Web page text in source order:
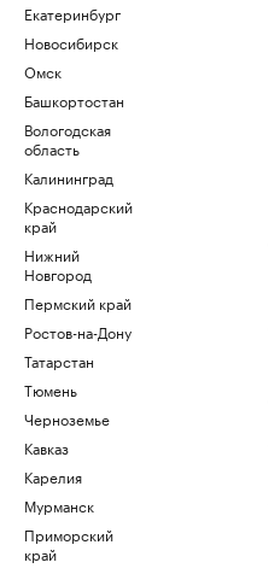
Екатеринбург
Новосибирск
Омск
Башкортостан
Вологодская
область
Калининград
Краснодарский
край
Нижний
Новгород
Пермский край
Ростов-на-Дону
Татарстан
Тюмень
Черноземье
Кавказ
Карелия
Мурманск
Приморский
край